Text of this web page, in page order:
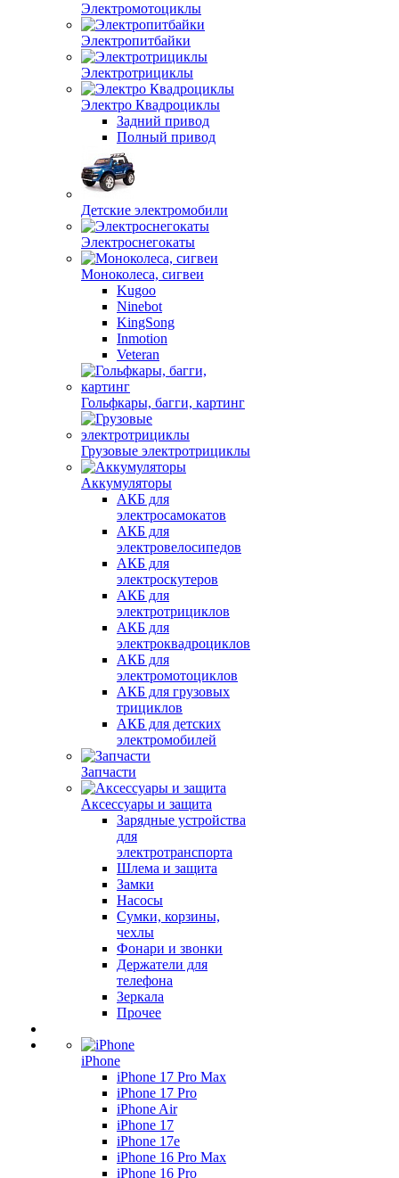
Электромотоциклы
Электропитбайки
Электротрициклы
Электро Квадроциклы
Задний привод
Полный привод
Детские электромобили
Электроснегокаты
Моноколеса, сигвеи
Kugoo
Ninebot
KingSong
Inmotion
Veteran
Гольфкары, багги, картинг
Грузовые электротрициклы
Аккумуляторы
АКБ для
электросамокатов
АКБ для
электровелосипедов
АКБ для
электроскутеров
АКБ для
электротрициклов
АКБ для
электроквадроциклов
АКБ для
электромотоциклов
АКБ для грузовых
трициклов
АКБ для детских
электромобилей
Запчасти
Аксессуары и защита
Зарядные устройства
для
электротранспорта
Шлема и защита
Замки
Насосы
Сумки, корзины,
чехлы
Фонари и звонки
Держатели для
телефона
Зеркала
Прочее
iPhone
iPhone 17 Pro Max
iPhone 17 Pro
iPhone Air
iPhone 17
iPhone 17e
iPhone 16 Pro Max
iPhone 16 Pro